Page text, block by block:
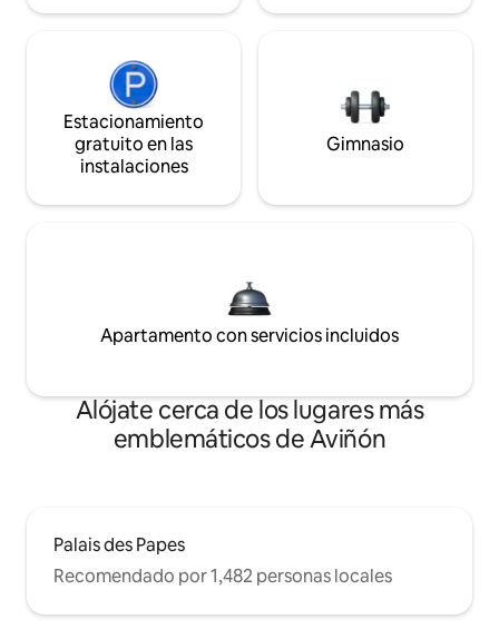
Estacionamiento
gratuito en las
instalaciones
Gimnasio
Apartamento con servicios incluidos
Alójate cerca de los lugares más
emblemáticos de Aviñón
Palais des Papes
Recomendado por 1,482 personas locales